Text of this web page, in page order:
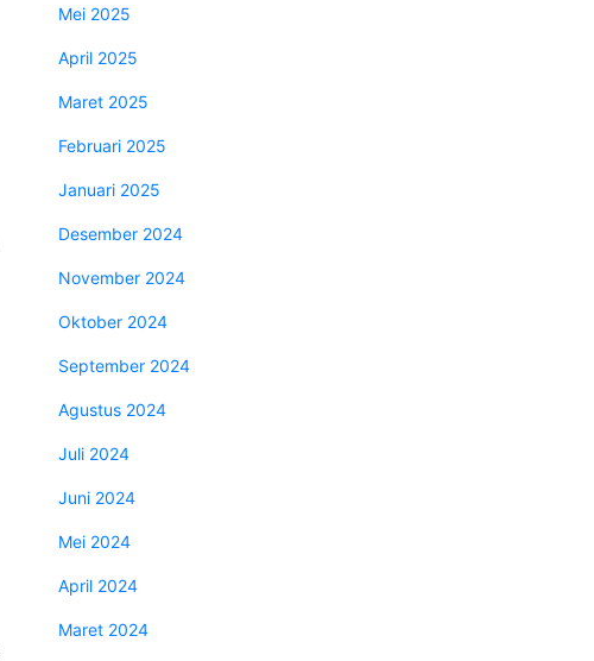
Mei 2025
April 2025
Maret 2025
Februari 2025
Januari 2025
Desember 2024
November 2024
Oktober 2024
September 2024
Agustus 2024
Juli 2024
Juni 2024
Mei 2024
April 2024
Maret 2024